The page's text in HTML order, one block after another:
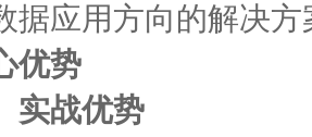
据应用方向的解决
优势
实战优势